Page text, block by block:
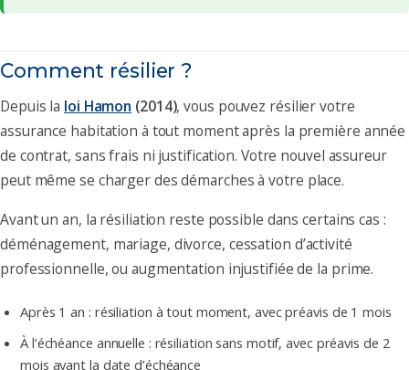
Comment résilier ?
Depuis la loi Hamon (2014), vous pouvez résilier votre
assurance habitation à tout moment après la première année
de contrat, sans frais ni justification. Votre nouvel assureur
peut même se charger des démarches à votre place.
Avant un an, la résiliation reste possible dans certains cas :
déménagement, mariage, divorce, cessation d’activité
professionnelle, ou augmentation injustifiée de la prime.
Après 1 an : résiliation à tout moment, avec préavis de 1 mois
À l’échéance annuelle : résiliation sans motif, avec préavis de 2
mois avant la date d’échéance